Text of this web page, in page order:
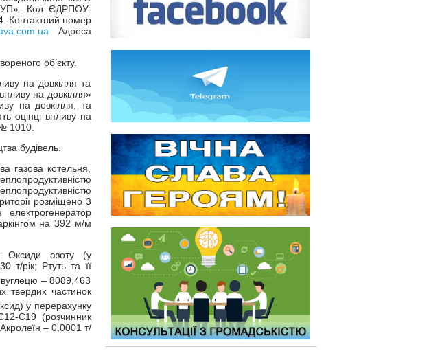
Код ЄДРПОУ:
Контактний номер
Адреса
об’єкту.
на довкілля та
на довкілля»
на довкілля, та
оцінці впливу на
1010.
будівель.
газова котельня,
розміщено 3
на 392 м/м
Оксиди азоту (у
т/рік; Ртуть та її
вуглецю – 8089,463
твердих частинок
у перерахунку
С19 (розчинник
– 0,0001 т/